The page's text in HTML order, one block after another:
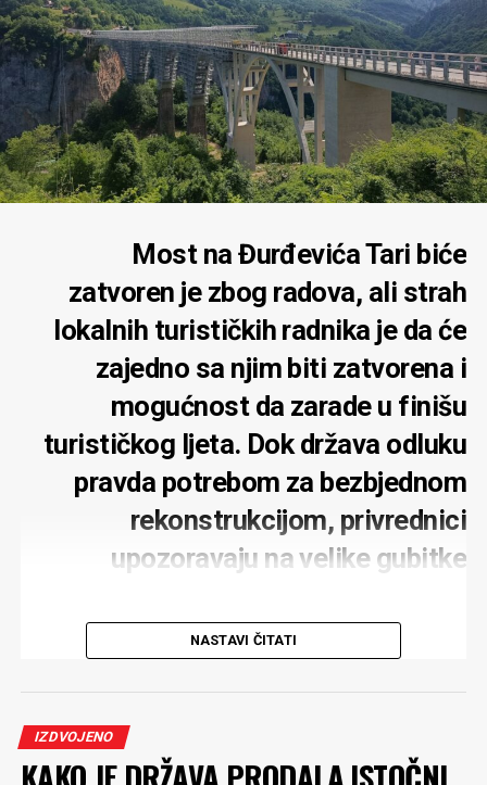
Most na Đurđevića Tari biće
zatvoren je zbog radova, ali strah
lokalnih turističkih radnika je da će
zajedno sa njim biti zatvorena i
mogućnost da zarade u finišu
turističkog ljeta. Dok država odluku
pravda potrebom za bezbjednom
rekonstrukcijom, privrednici
upozoravaju na velike gubitke
Potpuno zatvaranje mosta na Đurđevića Tari zbog
rekonstrukcije moglo bi ozbiljno pogoditi turističku
privredu tog kraja, upozoravaju lokalni privrednici.
Posebno strahuju za rafting turizam, koji tokom ljeta
NASTAVI ČITATI
IZDVOJENO